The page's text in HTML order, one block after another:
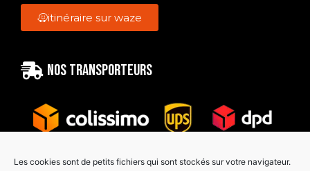
Les cookies sont de petits fichiers qui sont stockés sur votre navigateur.
itinéraire sur waze
Nos transporteurs